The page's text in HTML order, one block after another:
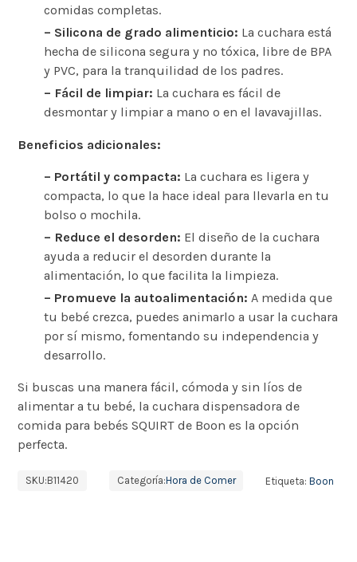
comidas completas.
– Silicona de grado alimenticio: La cuchara está
hecha de silicona segura y no tóxica, libre de BPA
y PVC, para la tranquilidad de los padres.
– Fácil de limpiar: La cuchara es fácil de
desmontar y limpiar a mano o en el lavavajillas.
Beneficios adicionales:
– Portátil y compacta: La cuchara es ligera y
compacta, lo que la hace ideal para llevarla en tu
bolso o mochila.
– Reduce el desorden: El diseño de la cuchara
ayuda a reducir el desorden durante la
alimentación, lo que facilita la limpieza.
– Promueve la autoalimentación: A medida que
tu bebé crezca, puedes animarlo a usar la cuchara
por sí mismo, fomentando su independencia y
desarrollo.
Si buscas una manera fácil, cómoda y sin líos de
alimentar a tu bebé, la cuchara dispensadora de
comida para bebés SQUIRT de Boon es la opción
perfecta.
SKU:B11420 Categoría:Hora de Comer Etiqueta:Boon